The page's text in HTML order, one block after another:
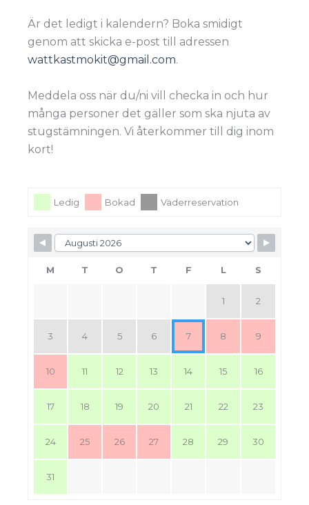
Är det ledigt i kalendern? Boka smidigt
genom att skicka e-post till adressen
wattkastmokit@gmail.com.
Meddela oss när du/ni vill checka in och hur
många personer det gäller som ska njuta av
stugstämningen. Vi återkommer till dig inom
kort!
Ledig Bokad Väderreservation
M T O T F L S
1 2
3 4 5 6 7 8 9
10 11 12 13 14 15 16
17 18 19 20 21 22 23
24 25 26 27 28 29 30
31